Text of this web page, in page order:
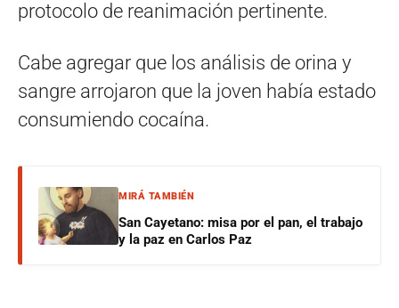
protocolo de reanimación pertinente.
Cabe agregar que los análisis de orina y
sangre arrojaron que la joven había estado
consumiendo cocaína.
MIRÁ TAMBIÉN
San Cayetano: misa por el pan, el trabajo
y la paz en Carlos Paz